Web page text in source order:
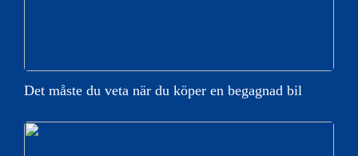
Det måste du veta när du köper en begagnad bil